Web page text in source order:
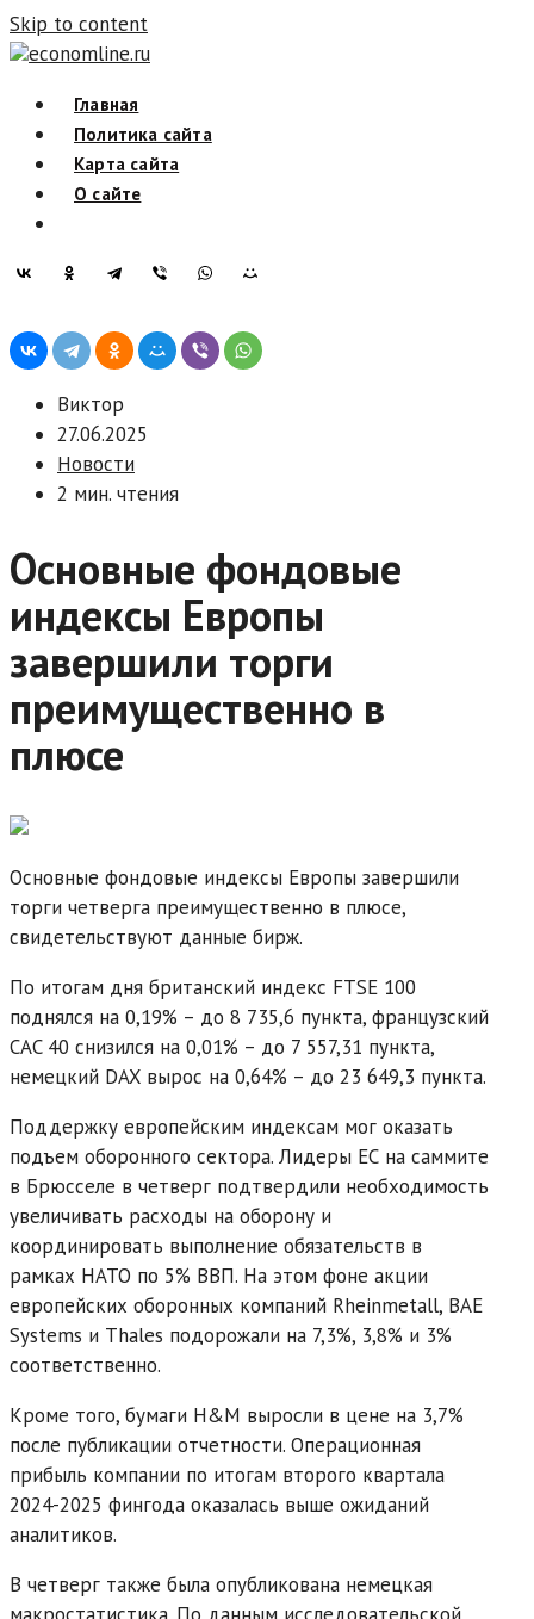
Skip to content
economline.ru
Главная
Политика сайта
Карта сайта
О сайте
Виктор
27.06.2025
Новости
2 мин. чтения
Основные фондовые
индексы Европы
завершили торги
преимущественно в
плюсе
Основные фондовые индексы Европы завершили
торги четверга преимущественно в плюсе,
свидетельствуют данные бирж.
По итогам дня британский индекс FTSE 100
поднялся на 0,19% – до 8 735,6 пункта, французский
CAC 40 снизился на 0,01% – до 7 557,31 пункта,
немецкий DAX вырос на 0,64% – до 23 649,3 пункта.
Поддержку европейским индексам мог оказать
подъем оборонного сектора. Лидеры ЕС на саммите
в Брюсселе в четверг подтвердили необходимость
увеличивать расходы на оборону и
координировать выполнение обязательств в
рамках НАТО по 5% ВВП. На этом фоне акции
европейских оборонных компаний Rheinmetall, BAE
Systems и Thales подорожали на 7,3%, 3,8% и 3%
соответственно.
Кроме того, бумаги H&M выросли в цене на 3,7%
после публикации отчетности. Операционная
прибыль компании по итогам второго квартала
2024-2025 фингода оказалась выше ожиданий
аналитиков.
В четверг также была опубликована немецкая